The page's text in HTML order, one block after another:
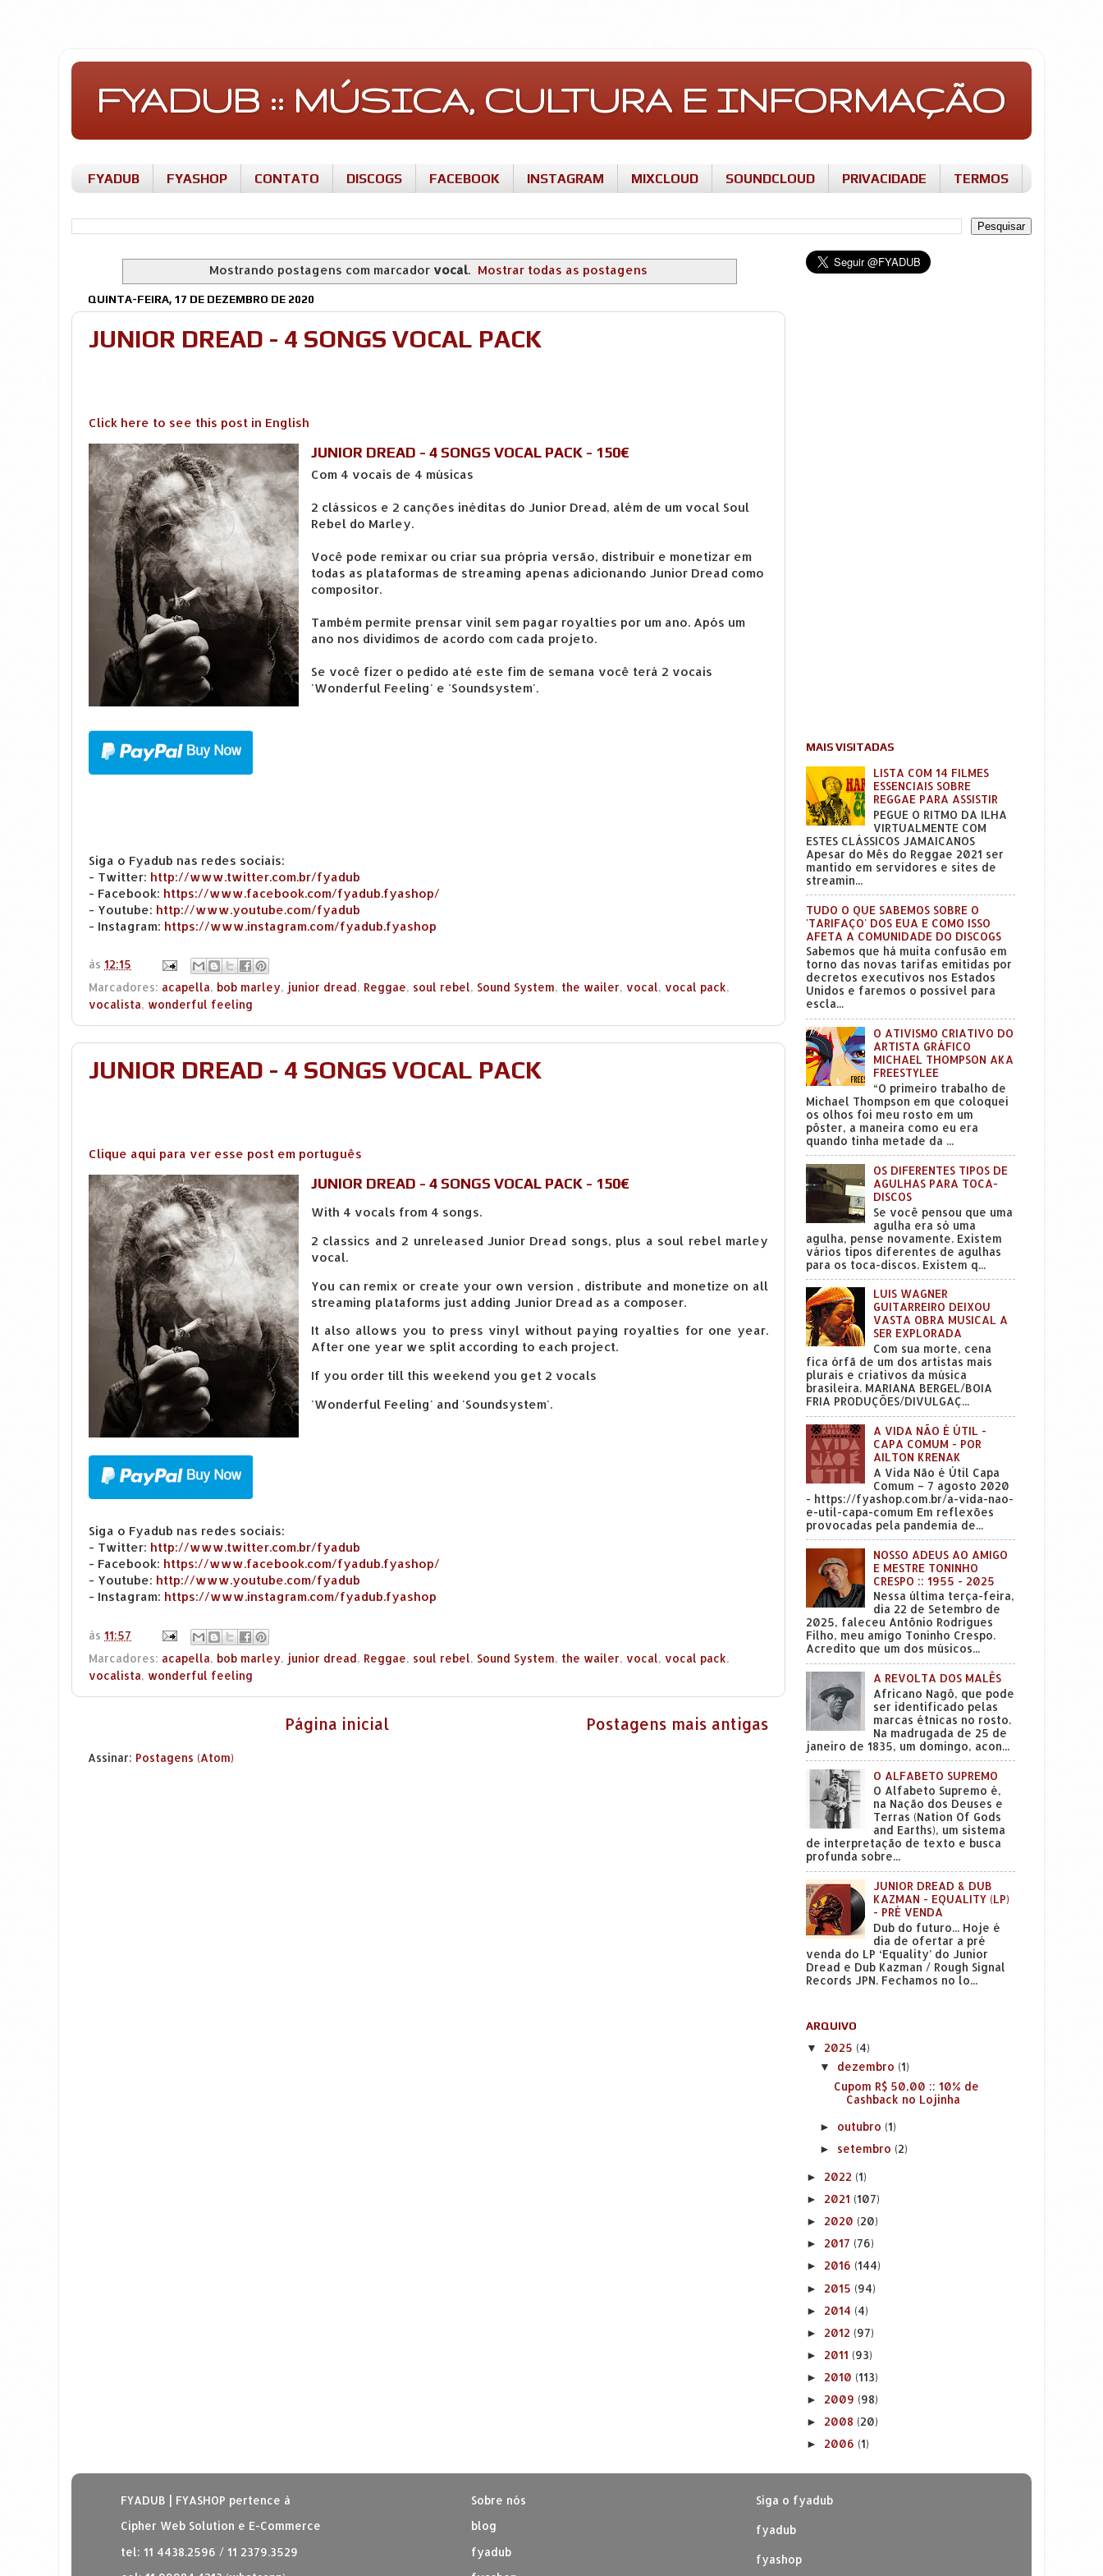
FYADUB :: MÚSICA, CULTURA E INFORMAÇÃO
FYADUB FYASHOP CONTATO DISCOGS FACEBOOK INSTAGRAM MIXCLOUD SOUNDCLOUD PRIVACIDADE TERMOS
Mostrando postagens com marcador vocal. Mostrar todas as postagens
QUINTA-FEIRA, 17 DE DEZEMBRO DE 2020
JUNIOR DREAD - 4 SONGS VOCAL PACK
Click here to see this post in English
JUNIOR DREAD - 4 SONGS VOCAL PACK - 150€
Com 4 vocais de 4 músicas
2 clássicos e 2 canções inéditas do Junior Dread, além de um vocal Soul
Rebel do Marley.
Você pode remixar ou criar sua própria versão, distribuir e monetizar em
todas as plataformas de streaming apenas adicionando Junior Dread como
compositor.
Também permite prensar vinil sem pagar royalties por um ano. Após um
ano nos dividimos de acordo com cada projeto.
Se você fizer o pedido até este fim de semana você terá 2 vocais
'Wonderful Feeling' e 'Soundsystem'.
Siga o Fyadub nas redes sociais:
- Twitter: http://www.twitter.com.br/fyadub
- Facebook: https://www.facebook.com/fyadub.fyashop/
- Youtube: http://www.youtube.com/fyadub
- Instagram: https://www.instagram.com/fyadub.fyashop
às 12:15
Marcadores: acapella, bob marley, junior dread, Reggae, soul rebel, Sound System, the wailer, vocal, vocal pack,
vocalista, wonderful feeling
JUNIOR DREAD - 4 SONGS VOCAL PACK
Clique aqui para ver esse post em português
JUNIOR DREAD - 4 SONGS VOCAL PACK - 150€
With 4 vocals from 4 songs.
2 classics and 2 unreleased Junior Dread songs, plus a soul rebel marley
vocal.
You can remix or create your own version , distribute and monetize on all
streaming plataforms just adding Junior Dread as a composer.
It also allows you to press vinyl without paying royalties for one year.
After one year we split according to each project.
If you order till this weekend you get 2 vocals
'Wonderful Feeling' and 'Soundsystem'.
Siga o Fyadub nas redes sociais:
- Twitter: http://www.twitter.com.br/fyadub
- Facebook: https://www.facebook.com/fyadub.fyashop/
- Youtube: http://www.youtube.com/fyadub
- Instagram: https://www.instagram.com/fyadub.fyashop
às 11:57
Marcadores: acapella, bob marley, junior dread, Reggae, soul rebel, Sound System, the wailer, vocal, vocal pack,
vocalista, wonderful feeling
Postagens mais antigas
Página inicial
Assinar: Postagens (Atom)
MAIS VISITADAS
LISTA COM 14 FILMES
ESSENCIAIS SOBRE
REGGAE PARA ASSISTIR
PEGUE O RITMO DA ILHA
VIRTUALMENTE COM
ESTES CLÁSSICOS JAMAICANOS
Apesar do Mês do Reggae 2021 ser
mantido em servidores e sites de
streamin...
TUDO O QUE SABEMOS SOBRE O
'TARIFAÇO' DOS EUA E COMO ISSO
AFETA A COMUNIDADE DO DISCOGS
Sabemos que há muita confusão em
torno das novas tarifas emitidas por
decretos executivos nos Estados
Unidos e faremos o possível para
escla...
O ATIVISMO CRIATIVO DO
ARTISTA GRÁFICO
MICHAEL THOMPSON AKA
FREESTYLEE
“O primeiro trabalho de
Michael Thompson em que coloquei
os olhos foi meu rosto em um
pôster, a maneira como eu era
quando tinha metade da ...
OS DIFERENTES TIPOS DE
AGULHAS PARA TOCA-
DISCOS
Se você pensou que uma
agulha era só uma
agulha, pense novamente. Existem
vários tipos diferentes de agulhas
para os toca-discos. Existem q...
LUIS WAGNER
GUITARREIRO DEIXOU
VASTA OBRA MUSICAL A
SER EXPLORADA
Com sua morte, cena
fica órfã de um dos artistas mais
plurais e criativos da música
brasileira. MARIANA BERGEL/BOIA
FRIA PRODUÇÕES/DIVULGAÇ...
A VIDA NÃO É ÚTIL -
CAPA COMUM - POR
AILTON KRENAK
A Vida Não é Útil Capa
Comum – 7 agosto 2020
- https://fyashop.com.br/a-vida-nao-
e-util-capa-comum Em reflexões
provocadas pela pandemia de...
NOSSO ADEUS AO AMIGO
E MESTRE TONINHO
CRESPO :: 1955 - 2025
Nessa última terça-feira,
dia 22 de Setembro de
2025, faleceu Antônio Rodrigues
Filho, meu amigo Toninho Crespo.
Acredito que um dos músicos...
A REVOLTA DOS MALÊS
Africano Nagô, que pode
ser identificado pelas
marcas étnicas no rosto.
Na madrugada de 25 de
janeiro de 1835, um domingo, acon...
O ALFABETO SUPREMO
O Alfabeto Supremo é,
na Nação dos Deuses e
Terras (Nation Of Gods
and Earths), um sistema
de interpretação de texto e busca
profunda sobre...
JUNIOR DREAD & DUB
KAZMAN - EQUALITY (LP)
- PRÉ VENDA
Dub do futuro... Hoje é
dia de ofertar a pré
venda do LP ‘Equality’ do Junior
Dread e Dub Kazman / Rough Signal
Records JPN. Fechamos no lo...
ARQUIVO
▼ 2025 (4)
▼ dezembro (1)
Cupom R$ 50,00 :: 10% de
Cashback no Lojinha
► outubro (1)
► setembro (2)
► 2022 (1)
► 2021 (107)
► 2020 (20)
► 2017 (76)
► 2016 (144)
► 2015 (94)
► 2014 (4)
► 2012 (97)
► 2011 (93)
► 2010 (113)
► 2009 (98)
► 2008 (20)
► 2006 (1)
FYADUB | FYASHOP pertence à
Cipher Web Solution e E-Commerce
tel: 11 4438.2596 / 11 2379.3529
Sobre nós
blog
fyadub
Siga o fyadub
fyadub
fyashop